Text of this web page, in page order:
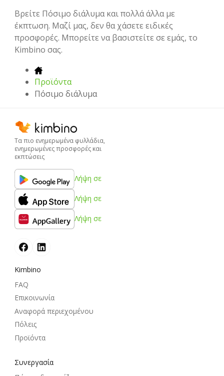
Βρείτε Πόσιμο διάλυμα και πολλά άλλα με
έκπτωση. Μαζί μας, δεν θα χάσετε ειδικές
προσφορές. Μπορείτε να βασιστείτε σε εμάς, το
Kimbino σας.
Προϊόντα
Πόσιμο διάλυμα
Τα πιο ενημερωμένα φυλλάδια,
ενημερωμένες προσφορές και
εκπτώσεις
Λήψη σε
Λήψη σε
Λήψη σε
Kimbino
FAQ
Επικοινωνία
Αναφορά περιεχομένου
Πόλεις
Προϊόντα
Συνεργασία